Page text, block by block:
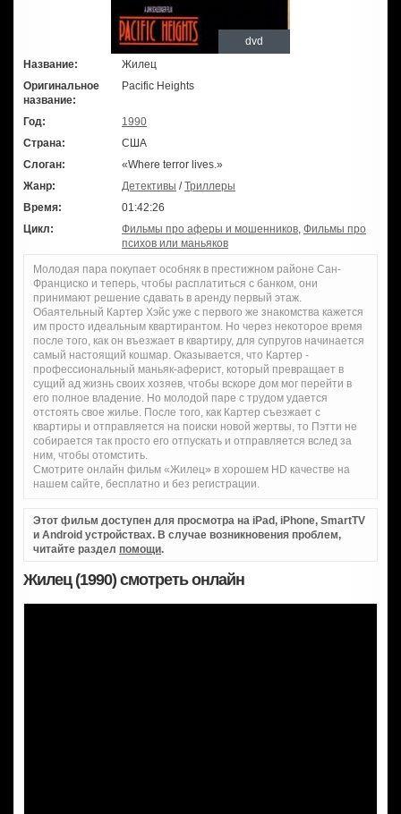
dvd
Название:
Жилец
Оригинальное
название:
Pacific Heights
Год:
1990
Страна:
США
Слоган:
«Where terror lives.»
Жанр:
Детективы /Триллеры
Время:
01:42:26
Цикл:
Фильмы про аферы и мошенников, Фильмы про
психов или маньяков
Молодая пара покупает особняк в престижном районе Сан-
Франциско и теперь, чтобы расплатиться с банком, они
принимают решение сдавать в аренду первый этаж.
Обаятельный Картер Хэйс уже с первого же знакомства кажется
им просто идеальным квартирантом. Но через некоторое время
после того, как он въезжает в квартиру, для супругов начинается
самый настоящий кошмар. Оказывается, что Картер -
профессиональный маньяк-аферист, который превращает в
сущий ад жизнь своих хозяев, чтобы вскоре дом мог перейти в
его полное владение. Но молодой паре с трудом удается
отстоять свое жилье. После того, как Картер съезжает с
квартиры и отправляется на поиски новой жертвы, то Пэтти не
собирается так просто его отпускать и отправляется вслед за
ним, чтобы отомстить.
Смотрите онлайн фильм «Жилец» в хорошем HD качестве на
нашем сайте, бесплатно и без регистрации.
Этот фильм доступен для просмотра на iPad, iPhone, SmartTV
и Android устройствах. В случае возникновения проблем,
читайте раздел помощи.
Жилец (1990) смотреть онлайн